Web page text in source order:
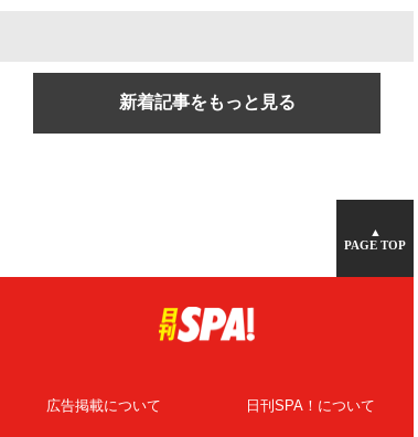
新着記事をもっと見る
▲
PAGE TOP
広告掲載について 日刊SPA！について